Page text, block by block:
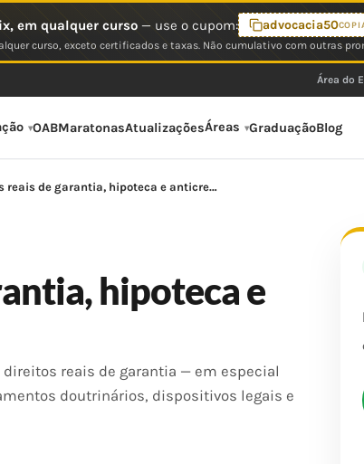
em qualquer curso— use o cupom: advocacia50
curso, exceto certificados e taxas. Não cumulativo com outras
Área do
OABMaratonasAtualizaçõesÁreas GraduaçãoBlog
reais de garantia, hipoteca e anticre…
hipoteca e
reais de garantia — em especial
doutrinários, dispositivos legais e